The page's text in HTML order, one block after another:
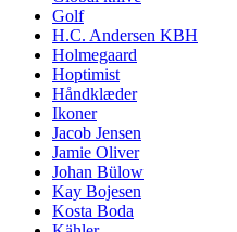
Golf
H.C. Andersen KBH
Holmegaard
Hoptimist
Håndklæder
Ikoner
Jacob Jensen
Jamie Oliver
Johan Bülow
Kay Bojesen
Kosta Boda